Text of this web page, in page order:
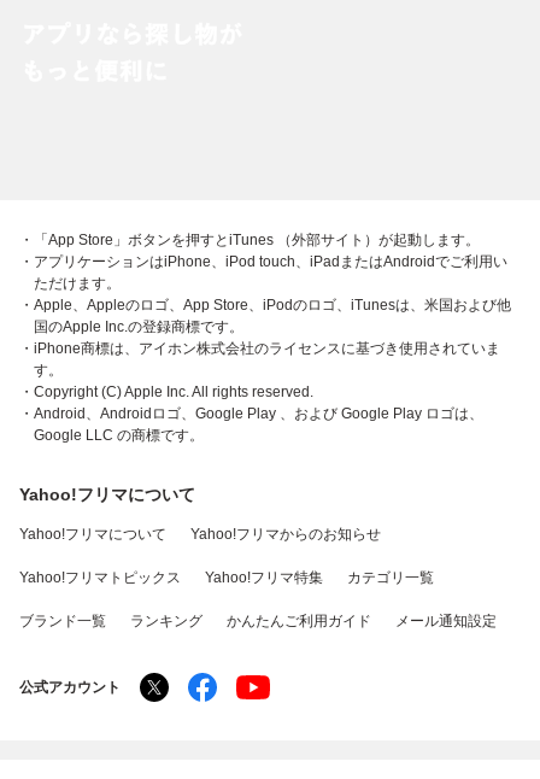
・「App Store」ボタンを押すとiTunes （外部サイト）が起動します。
・アプリケーションはiPhone、iPod touch、iPadまたはAndroidでご利用い
ただけます。
・Apple、Appleのロゴ、App Store、iPodのロゴ、iTunesは、米国および他
国のApple Inc.の登録商標です。
・iPhone商標は、アイホン株式会社のライセンスに基づき使用されていま
す。
・Copyright (C) Apple Inc. All rights reserved.
・Android、Androidロゴ、Google Play 、および Google Play ロゴは、
Google LLC の商標です。
Yahoo!フリマについて
Yahoo!フリマについて Yahoo!フリマからのお知らせ
Yahoo!フリマトピックス Yahoo!フリマ特集 カテゴリ一覧
ブランド一覧 ランキング かんたんご利用ガイド メール通知設定
公式アカウント